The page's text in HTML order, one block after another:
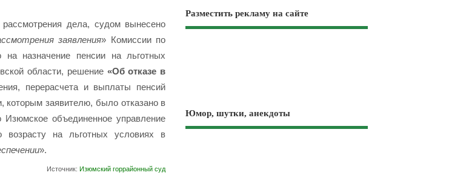
дела, судом вынесено
заявления» Комиссии по
назначение пенсии на льготных
области, решение «Об отказе в
перерасчета и выплаты пенсий
которым заявителю, было отказано в
Изюмское объединенное управление
на льготных условиях в
».
Источник:Изюмский горрайонный суд
Разместить рекламу на сайте
Юмор, шутки, анекдоты